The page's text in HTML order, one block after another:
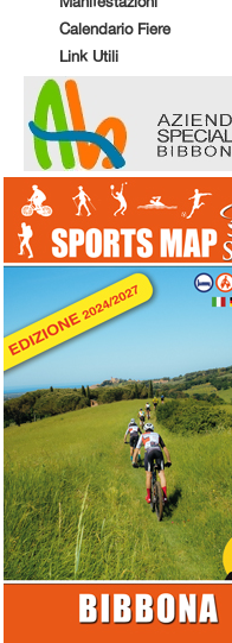
Calendario Fiere
Link Utili